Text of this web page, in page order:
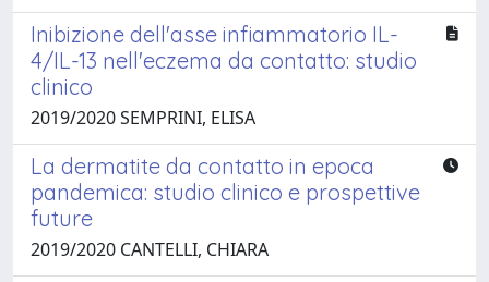
Inibizione dell'asse infiammatorio IL-
4/IL-13 nell'eczema da contatto: studio
clinico
2019/2020 SEMPRINI, ELISA
La dermatite da contatto in epoca
pandemica: studio clinico e prospettive
future
2019/2020 CANTELLI, CHIARA